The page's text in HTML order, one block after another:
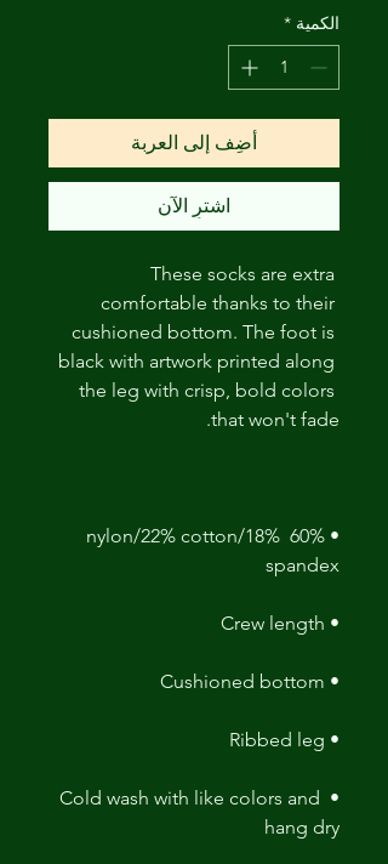
الكمية *
أضِف إلى العربة
اشترِ الآن
These socks are extra
comfortable thanks to their
cushioned bottom. The foot is
black with artwork printed along
the leg with crisp, bold colors
that won't fade.
• 60% nylon/22% cotton/18%
spandex
• Crew length
• Cushioned bottom
• Ribbed leg
• Cold wash with like colors and
hang dry